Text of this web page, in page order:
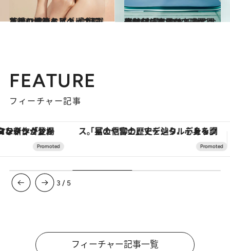
2023.2.28
花粉の季節もピカピカ肌で乗り切りろう！ 最新フェイシャルケアグッズ5選
ライフスタイル 2022.12.28
来年ブームになること間違いなし！ いま知っておきたい「ステルス家電」 新時代の家電は“一体化”が主流に？
ライフスタイル
FEATURE
フィーチャー記事
「星のや富士」でデジタルデトックス。冨士信仰の歴史を辿り、心身を調える。 【銀座で出合う最旬美容】美髪ケアや上質
3 / 5
フィーチャー記事一覧